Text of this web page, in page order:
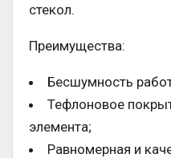
стекол.
Преимущества:
Бесшумность
Тефлоновое
элемента;
Равномерная и